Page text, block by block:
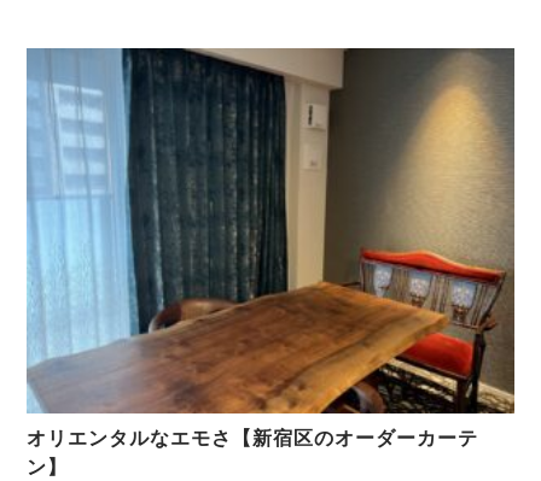
オリエンタルなエモさ【新宿区のオーダーカーテ
ン】